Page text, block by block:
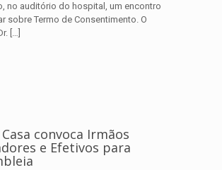
no auditório do hospital, um encontro
sobre Termo de Consentimento. O
[…]
convoca Irmãos
e Efetivos para